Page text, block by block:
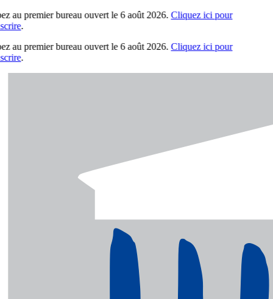
au premier bureau ouvert le 6 août 2026. Cliquez ici pour
.
au premier bureau ouvert le 6 août 2026. Cliquez ici pour
.